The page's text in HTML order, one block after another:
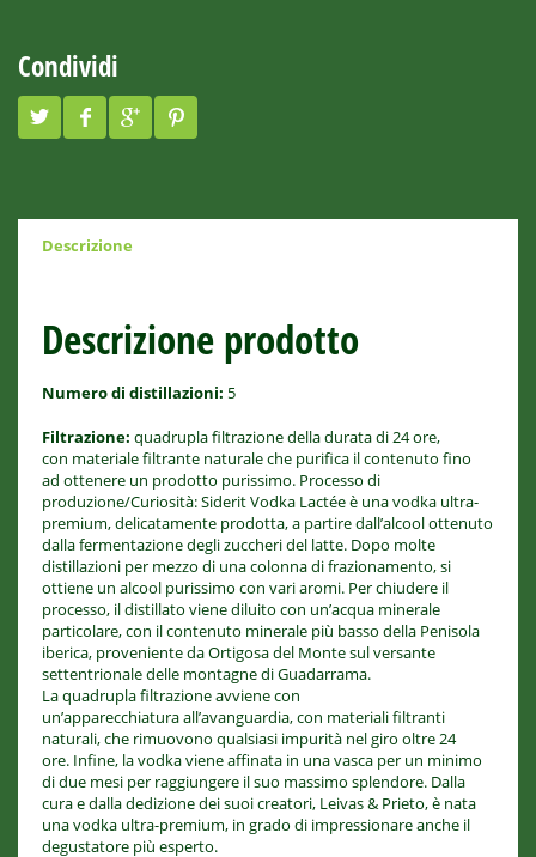
Condividi
Descrizione
Descrizione prodotto
Numero di distillazioni: 5
Filtrazione: quadrupla filtrazione della durata di 24 ore,
con materiale filtrante naturale che purifica il contenuto fino
ad ottenere un prodotto purissimo. Processo di
produzione/Curiosità: Siderit Vodka Lactée è una vodka ultra-
premium, delicatamente prodotta, a partire dall’alcool ottenuto
dalla fermentazione degli zuccheri del latte. Dopo molte
distillazioni per mezzo di una colonna di frazionamento, si
ottiene un alcool purissimo con vari aromi. Per chiudere il
processo, il distillato viene diluito con un’acqua minerale
particolare, con il contenuto minerale più basso della Penisola
iberica, proveniente da Ortigosa del Monte sul versante
settentrionale delle montagne di Guadarrama.
La quadrupla filtrazione avviene con
un’apparecchiatura all’avanguardia, con materiali filtranti
naturali, che rimuovono qualsiasi impurità nel giro oltre 24
ore. Infine, la vodka viene affinata in una vasca per un minimo
di due mesi per raggiungere il suo massimo splendore. Dalla
cura e dalla dedizione dei suoi creatori, Leivas & Prieto, è nata
una vodka ultra-premium, in grado di impressionare anche il
degustatore più esperto.